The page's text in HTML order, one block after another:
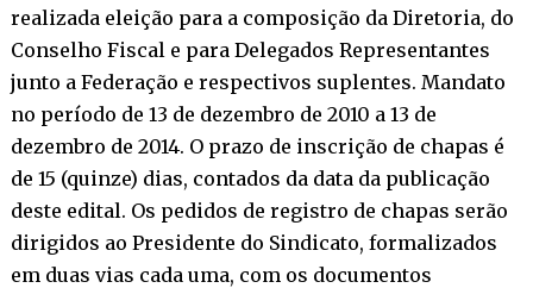
realizada eleição para a composição da Diretoria, do
Conselho Fiscal e para Delegados Representantes
junto a Federação e respectivos suplentes. Mandato
no período de 13 de dezembro de 2010 a 13 de
dezembro de 2014. O prazo de inscrição de chapas é
de 15 (quinze) dias, contados da data da publicação
deste edital. Os pedidos de registro de chapas serão
dirigidos ao Presidente do Sindicato, formalizados
em duas vias cada uma, com os documentos